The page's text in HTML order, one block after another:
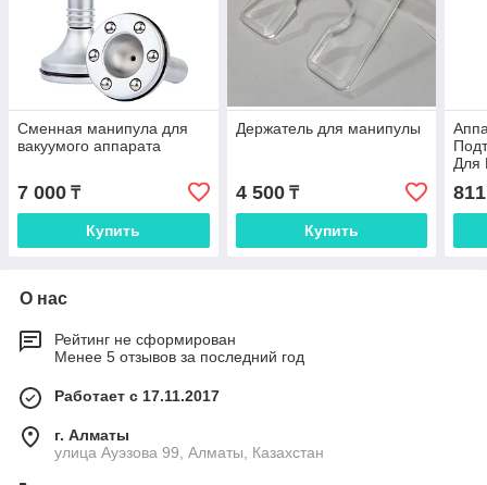
Сменная манипула для
вакуумого аппарата
7 000 ₸
Купить
Держатель для манипулы
4 500₸
Купить
Для
О нас
Рейтинг не сформирован
Менее 5 отзывов за последний год
Работает с 17.11.2017
г. Алматы
улица Ауэзова 99, Алматы, Казахстан